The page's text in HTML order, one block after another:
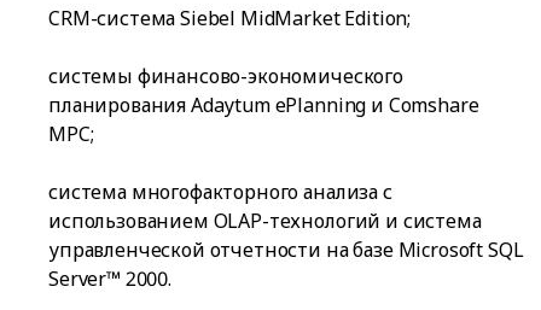
CRM-система Siebel MidMarket Edition;
системы финансово-экономического
планирования Adaуtum ePlanning и Comshare
MPC;
система многофакторного анализа с
использованием OLAP-технологий и система
управленческой отчетности на базе Microsoft SQL
Server™ 2000.